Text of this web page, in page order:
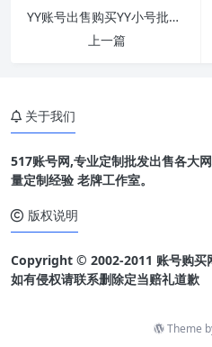
YY账号出售购买YY小号批发随机灯笼号256级以上
上一篇
关于我们
517账号网,专业定制批发出售各大
量定制经验 老牌工作室。
版权说明
Copyright © 2002-2011 账号购买
如有侵权请联系删除定当赔礼道歉
Theme